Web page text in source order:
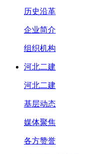
历史沿革
企业简介
组织机构
河北二建
河北二建
基层动态
媒体聚焦
各方赞誉